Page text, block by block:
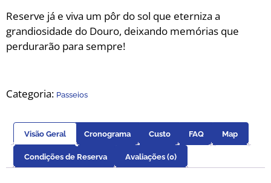
Reserve já e viva um pôr do sol que eterniza a
grandiosidade do Douro, deixando memórias que
perdurarão para sempre!
Categoria: Passeios
Visão Geral Cronograma Custo FAQ Map
Condições de Reserva Avaliações (0)